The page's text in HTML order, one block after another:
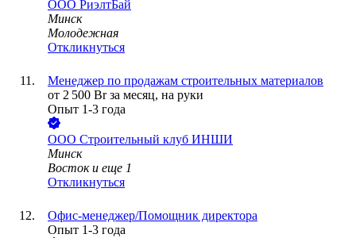
ООО РиэлтБай
Минск
Молодежная
Откликнуться
Менеджер по продажам строительных материалов
от 2 500 Br за месяц, на руки
Опыт 1-3 года
ООО Строительный клуб ИНШИ
Минск
Восток и еще 1
Откликнуться
Офис-менеджер/Помощник директора
Опыт 1-3 года